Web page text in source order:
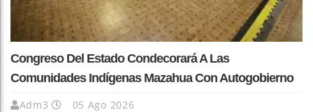
Congreso Del Estado Condecorará A Las
Comunidades Indígenas Mazahua Con Autogobierno
Adm3 05 Ago 2026